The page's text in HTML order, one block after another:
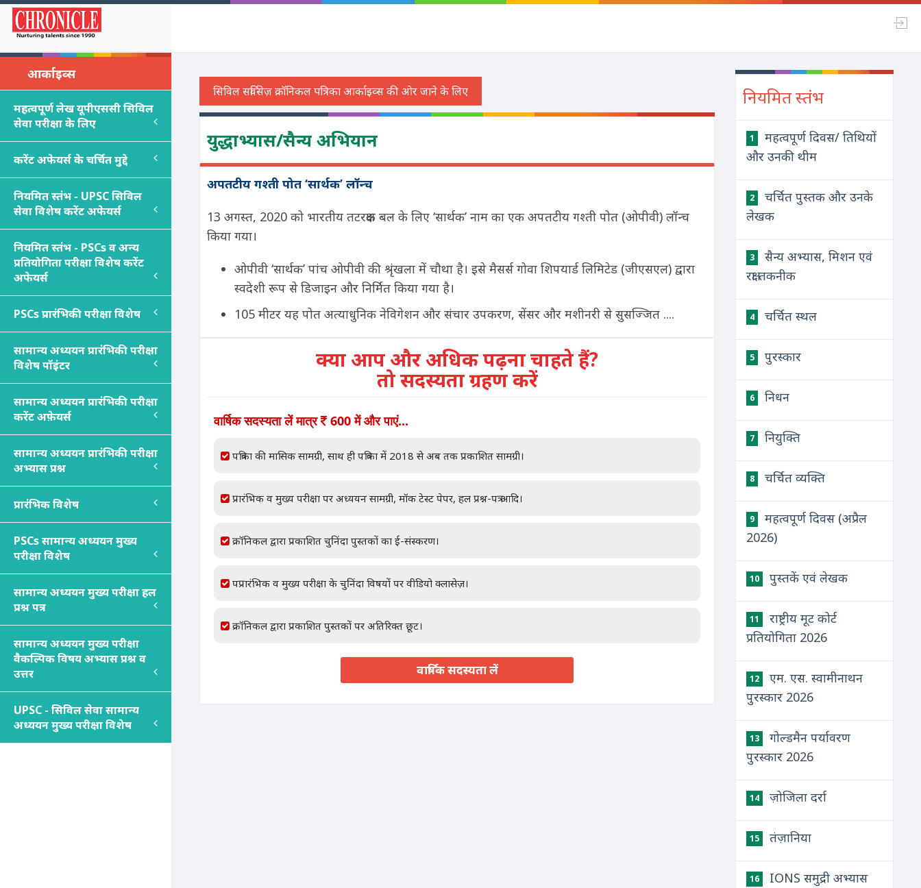
आर्काइव्स
महत्वपूर्ण लेख यूपीएससी सिविल
सेवा परीक्षा के लिए
करेंट अफेयर्स के चर्चित मुद्दे
नियमित स्तंभ - UPSC सिविल
सेवा विशेष करेंट अफेयर्स
नियमित स्तंभ - PSCsव अन्य
प्रतियोगिता परीक्षा विशेष करेंट
अफेयर्स
PSCsप्रारंभिकी परीक्षा विशेष
सामान्य अध्ययन प्रारंभिकी परीक्षा
विशेष पॉइंटर
सामान्य अध्ययन प्रारंभिकी परीक्षा
करेंट अफ़ेयर्स
सामान्य अध्ययन प्रारंभिकी परीक्षा
अभ्यास प्रश्न
प्रारंभिक विशेष
PSCsसामान्य अध्ययन मुख्य
परीक्षा विशेष
सामान्य अध्ययन मुख्य परीक्षा हल
प्रश्न पत्र
सामान्य अध्ययन मुख्य परीक्षा
वैकल्पिक विषय अभ्यास प्रश्न व
उत्तर
UPSC - सिविल सेवा सामान्य
अध्ययन मुख्य परीक्षा विशेष
युद्धाभ्यास/सैन्य अभियान
अपतटीय गश्ती पोत ‘सार्थक’ लॉन्च
13 अगस्त, 2020 को भारतीय तटरक्षक बल के लिए ‘सार्थक’ नाम का एक अपतटीय गश्ती पोत (ओपीवी) लॉन्च
किया गया।
ओपीवी ‘सार्थक’ पांच ओपीवी की श्रृंखला में चौथा है। इसे मैसर्स गोवा शिपयार्ड लिमिटेड (जीएसएल) द्वारा
स्वदेशी रूप से डिजाइन और निर्मित किया गया है।
105 मीटर यह पोत अत्याधुनिक नेविगेशन और संचार उपकरण, सेंसर और मशीनरी से सुसज्जित ....
क्या आप और अधिक पढ़ना चाहते हैं?
तो सदस्यता ग्रहण करें
वार्षिक सदस्यता लें मात्र 600 में और पाएं...
पत्रिका की मासिक सामग्री, साथ ही पत्रिका में 2018 से अब तक प्रकाशित सामग्री।
प्रारंभिक व मुख्य परीक्षा पर अध्ययन सामग्री, मॉक टेस्ट पेपर, हल प्रश्न-पत्र आदि।
क्रॉनिकल द्वारा प्रकाशित चुनिंदा पुस्तकों का ई-संस्करण।
पप्रारंभिक व मुख्य परीक्षा के चुनिंदा विषयों पर वीडियो क्लासेज़।
क्रॉनिकल द्वारा प्रकाशित पुस्तकों पर अतिरिक्त छूट।
वार्षिक सदस्यता लें
नियमित स्तंभ
1
महत्वपूर्ण दिवस/ तिथियों
और उनकी थीम
2
चर्चित पुस्तक और उनके
लेखक
3
सैन्य अभ्यास, मिशन एवं
रक्षा तकनीक
4 चर्चित स्थल
5 पुरस्कार
6 निधन
7 नियुक्ति
8 चर्चित व्यक्ति
9
महत्वपूर्ण दिवस (अप्रैल
2026)
10 पुस्तकें एवं लेखक
11
राष्ट्रीय मूट कोर्ट
प्रतियोगिता 2026
12
एम. एस. स्वामीनाथन
पुरस्कार 2026
13
गोल्डमैन पर्यावरण
पुरस्कार 2026
14 ज़ोजिला दर्रा
15 तंज़ानिया
16
IONS समुद्री अभ्यास